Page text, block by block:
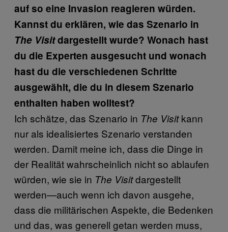
auf so eine Invasion reagieren würden.
Kannst du erklären, wie das Szenario in
The Visitdargestellt wurde? Wonach hast
du die Experten ausgesucht und wonach
hast du die verschiedenen Schritte
ausgewählt, die du in diesem Szenario
enthalten haben wolltest?
Ich schätze, das Szenario in The Visitkann
nur als idealisiertes Szenario verstanden
werden. Damit meine ich, dass die Dinge in
der Realität wahrscheinlich nicht so ablaufen
würden, wie sie in The Visitdargestellt
werden—auch wenn ich davon ausgehe,
dass die militärischen Aspekte, die Bedenken
und das, was generell getan werden muss,